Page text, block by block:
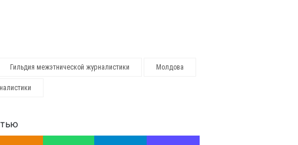
Гильдия межэтнической журналистики Молдова